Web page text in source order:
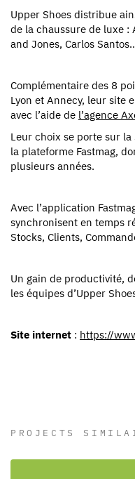
Upper Shoes distribue
de la chaussure de luxe :
and Jones, Carlos
Complémentaire des 8
Lyon et Annecy, leur site
avec l’aide de l’agence
Leur choix se porte sur
la plateforme Fastmag,
plusieurs années.
Avec l’application
synchronisent en temps
Stocks, Clients,
Un gain de productivité,
les équipes d’Upper
Site internet : https://
PROJECTS